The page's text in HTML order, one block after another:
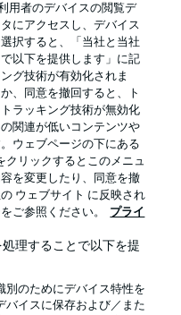
優先設定を管理する
放送局
選手
用者のデバイスの閲覧デ
にアクセスし、デバイス
択すると、「当社と当社
以下を提供します」に記
グ技術が有効化されま
、同意を撤回すると、ト
ラッキング技術が無効化
関連が低いコンテンツや
ウェブページの下にある
クリックするとこのメニュ
を変更したり、同意を撤
ウェブサイト に反映され
ご参照ください。
プライ
理することで以下を提
別のためにデバイス特性を
バイスに保存および／また